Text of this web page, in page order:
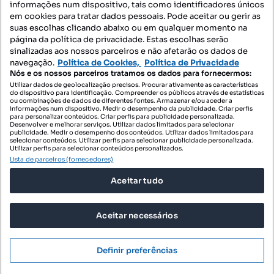
Mapa do Site
Contacte-nos
SIGA-NOS:
DESCARREGAR NA:
© 2026 Imovirtual.com, OLX Portugal, S.A.
TERMOS DE UTILIZAÇÃO
POLÍTICA DE PRIVACIDADE
CONFIGURAÇÕES DE PRIVACIDADE
informações num dispositivo, tais como identificadores únicos
em cookies para tratar dados pessoais. Pode aceitar ou gerir as
suas escolhas clicando abaixo ou em qualquer momento na
página da política de privacidade. Estas escolhas serão
sinalizadas aos nossos parceiros e não afetarão os dados de
navegação. Política de Cookies, Política de Privacidade
Nós e os nossos parceiros tratamos os dados para fornecermos:
Utilizar dados de geolocalização precisos. Procurar ativamente as características
do dispositivo para identificação. Compreender os públicos através de estatísticas
ou combinações de dados de diferentes fontes. Armazenar e/ou aceder a
informações num dispositivo. Medir o desempenho da publicidade. Criar perfis
para personalizar conteúdos. Criar perfis para publicidade personalizada.
Desenvolver e melhorar serviços. Utilizar dados limitados para selecionar
publicidade. Medir o desempenho dos conteúdos. Utilizar dados limitados para
selecionar conteúdos. Utilizar perfis para selecionar publicidade personalizada.
Utilizar perfis para selecionar conteúdos personalizados.
Lista de parceiros (fornecedores)
Aceitar tudo
Aceitar necessários
Definir preferências